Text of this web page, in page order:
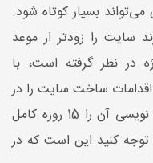
می‌تواند بسیار کوتاه شود.
سایت را زودتر از موعد
در نظر گرفته است، با
اقدامات ساخت سایت را در
کمتر از یک هفته انجام داده و برنامه نویسی آن را 15 روزه کامل
توجه کنید این است که در